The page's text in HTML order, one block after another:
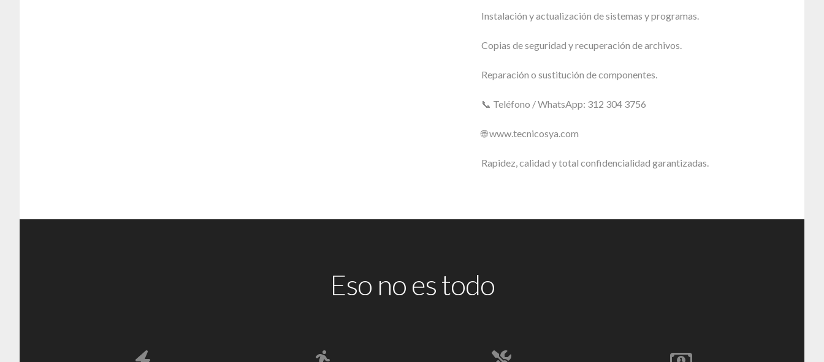
Instalación y actualización de sistemas y programas.
Copias de seguridad y recuperación de archivos.
Reparación o sustitución de componentes.
📞 Teléfono / WhatsApp: 312 304 3756
🌐 www.tecnicosya.com
Rapidez, calidad y total confidencialidad garantizadas.
Eso no es todo